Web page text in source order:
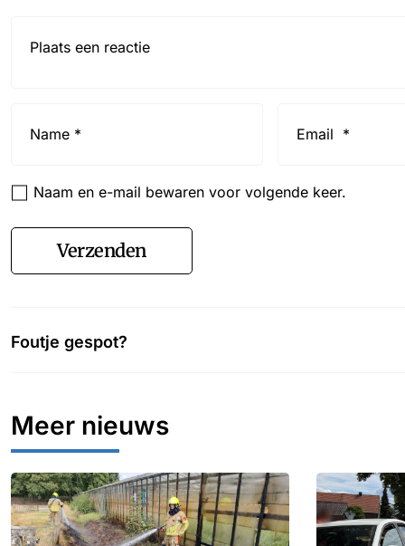
Naam en e-mail bewaren voor volgende keer.
Verzenden
Foutje gespot?
Meer nieuws